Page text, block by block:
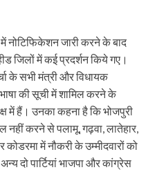
में नोटिफिकेशन जारी करने के बाद
जिलों में कई प्रदर्शन किये गए।
के सभी मंत्री और विधायक
की सूची में शामिल करने के
में हैं। उनका कहना है कि भोजपुरी
नहीं करने से पलामू, गढ़वा, लातेहार,
कोडरमा में नौकरी के उम्मीदवारों को
दो पार्टियां भाजपा और कांग्रेस